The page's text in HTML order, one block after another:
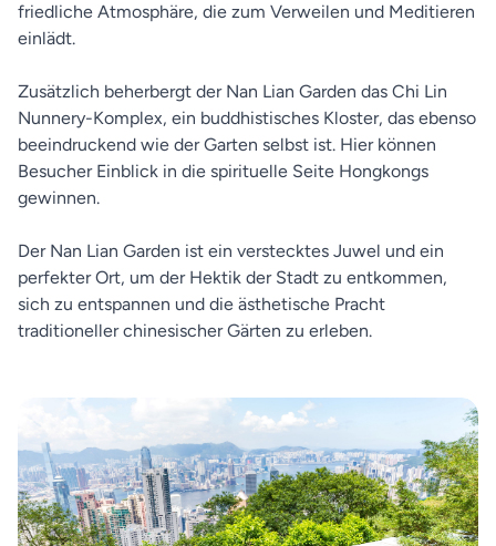
friedliche Atmosphäre, die zum Verweilen und Meditieren
einlädt.
Zusätzlich beherbergt der Nan Lian Garden das Chi Lin
Nunnery-Komplex, ein buddhistisches Kloster, das ebenso
beeindruckend wie der Garten selbst ist. Hier können
Besucher Einblick in die spirituelle Seite Hongkongs
gewinnen.
Der Nan Lian Garden ist ein verstecktes Juwel und ein
perfekter Ort, um der Hektik der Stadt zu entkommen,
sich zu entspannen und die ästhetische Pracht
traditioneller chinesischer Gärten zu erleben.